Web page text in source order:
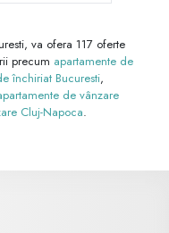
va ofera 117 oferte
precum apartamente de
închiriat Bucuresti,
de vânzare
Cluj-Napoca.